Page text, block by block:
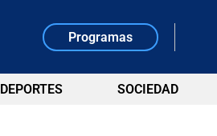
Programas
DEPORTES SOCIEDAD